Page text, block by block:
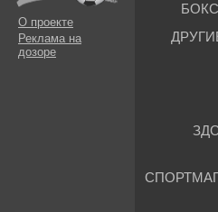
О проекте
Реклама на
дозоре